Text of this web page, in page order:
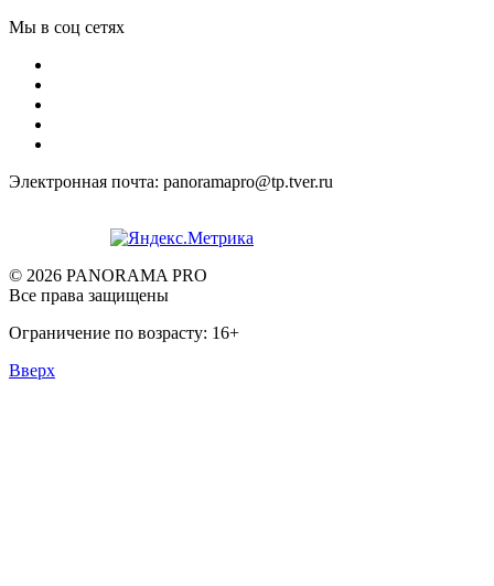
Мы в соц сетях
Электронная почта: panoramapro@tp.tver.ru
© 2026 PANORAMA PRO
Все права защищены
Ограничение по возрасту: 16+
Вверх